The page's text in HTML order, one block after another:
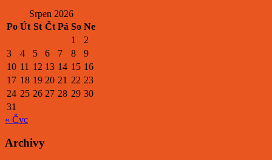
Srpen 2026
Po Út St Čt Pá So Ne
1
2
3
4 5 6 7 8
9
10 11 12 13 14 15 16
17 18 19 20 21 22 23
24 25 26 27 28 29 30
31
« Čvc
Archivy